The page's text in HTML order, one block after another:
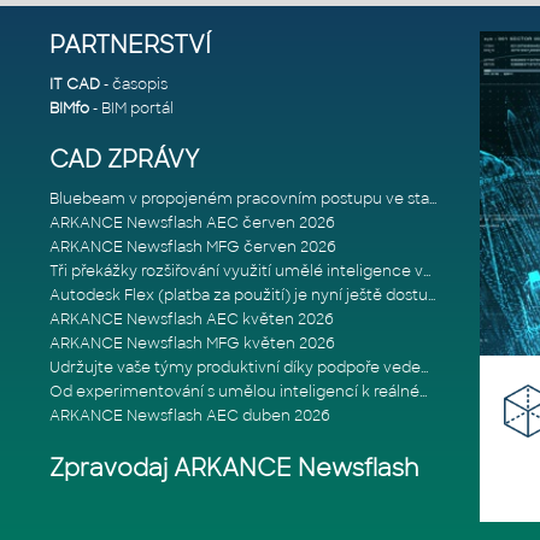
PARTNERSTVÍ
IT CAD- časopis
BIMfo- BIM portál
CAD ZPRÁVY
Bluebeam v propojeném pracovním postupu ve stavebnictví: Proč je int
ARKANCE Newsflash AEC červen 2026
ARKANCE Newsflash MFG červen 2026
Tři překážky rozšiřování využití umělé inteligence ve stavebním prům
Autodesk Flex (platba za použití) je nyní ještě dostupnější
ARKANCE Newsflash AEC květen 2026
ARKANCE Newsflash MFG květen 2026
Udržujte vaše týmy produktivní díky podpoře vedené odborníky
Od experimentování s umělou inteligencí k reálnému dopadu na podniká
ARKANCE Newsflash AEC duben 2026
Zpravodaj ARKANCE Newsflash